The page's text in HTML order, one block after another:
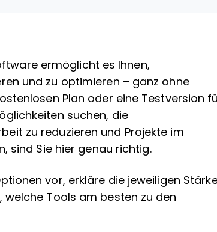
ermöglicht es Ihnen,
und zu optimieren – ganz ohne
Plan oder eine Testversion
suchen, die
zu reduzieren und Projekte im
sind Sie hier genau richtig.
vor, erkläre die jeweiligen
welche Tools am besten zu den